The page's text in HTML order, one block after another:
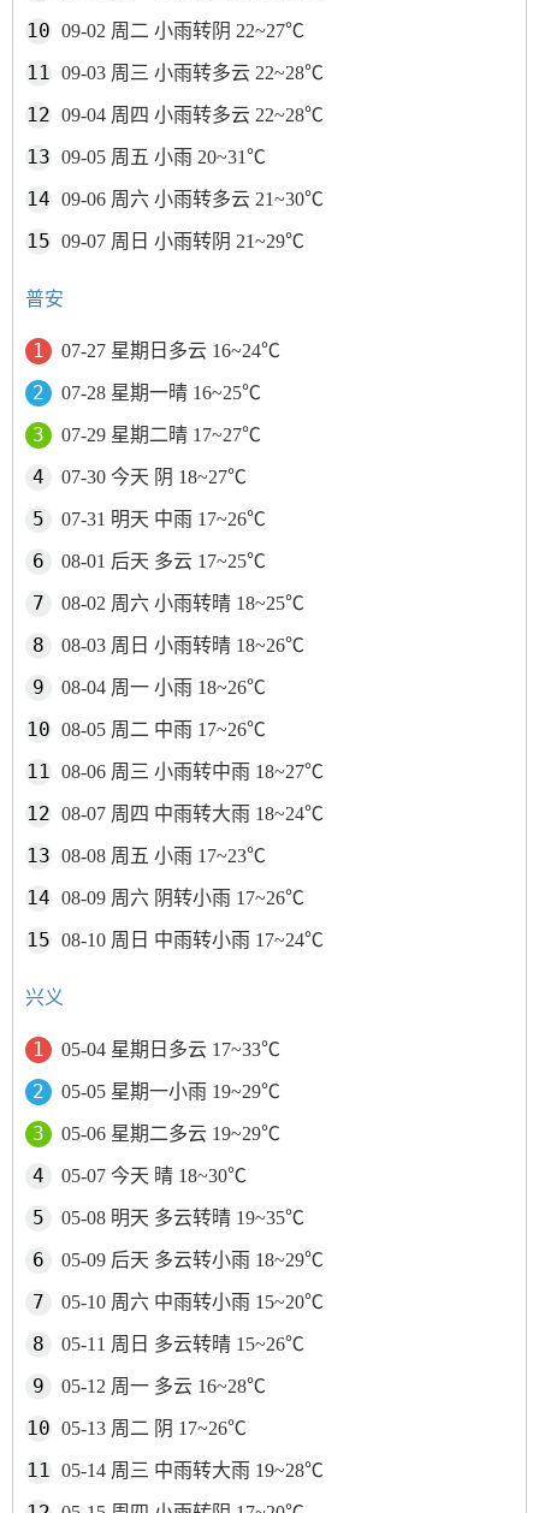
09-02 周二 小雨转阴 22~27℃
09-03 周三 小雨转多云 22~28℃
09-04 周四 小雨转多云 22~28℃
09-05 周五 小雨 20~31℃
09-06 周六 小雨转多云 21~30℃
09-07 周日 小雨转阴 21~29℃
普安
07-27 星期日多云 16~24℃
07-28 星期一晴 16~25℃
07-29 星期二晴 17~27℃
07-30 今天 阴 18~27℃
07-31 明天 中雨 17~26℃
08-01 后天 多云 17~25℃
08-02 周六 小雨转晴 18~25℃
08-03 周日 小雨转晴 18~26℃
08-04 周一 小雨 18~26℃
08-05 周二 中雨 17~26℃
08-06 周三 小雨转中雨 18~27℃
08-07 周四 中雨转大雨 18~24℃
08-08 周五 小雨 17~23℃
08-09 周六 阴转小雨 17~26℃
08-10 周日 中雨转小雨 17~24℃
兴义
05-04 星期日多云 17~33℃
05-05 星期一小雨 19~29℃
05-06 星期二多云 19~29℃
05-07 今天 晴 18~30℃
05-08 明天 多云转晴 19~35℃
05-09 后天 多云转小雨 18~29℃
05-10 周六 中雨转小雨 15~20℃
05-11 周日 多云转晴 15~26℃
05-12 周一 多云 16~28℃
05-13 周二 阴 17~26℃
05-14 周三 中雨转大雨 19~28℃